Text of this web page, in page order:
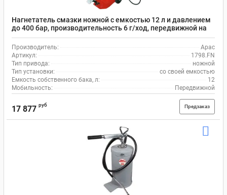
Нагнетатель смазки ножной с емкостью 12 л и давлением
до 400 бар, производительность 6 г/ход, передвижной на
колесах Apac 1798.FN
Производитель:
Apac
Артикул:
1798.FN
Тип привода:
ножной
Тип установки:
со своей емкостью
Емкость собственного бака, л:
12
Мобильность:
Передвижной
17 877 руб Предзаказ